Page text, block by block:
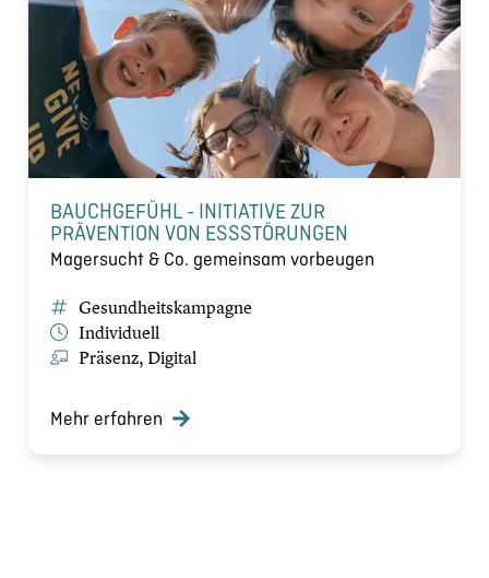
BAUCHGEFÜHL - INITIATIVE ZUR
PRÄVENTION VON ESSSTÖRUNGEN
Magersucht & Co. gemeinsam vorbeugen
Gesundheitskampagne
Individuell
Präsenz, Digital
Mehr erfahren